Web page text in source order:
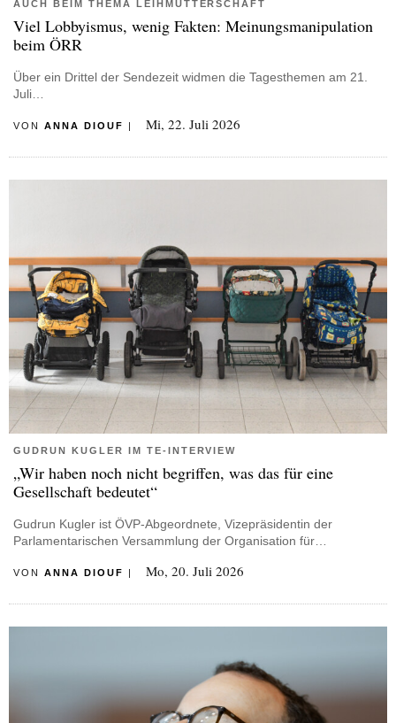
AUCH BEIM THEMA LEIHMUTTERSCHAFT
Viel Lobbyismus, wenig Fakten: Meinungsmanipulation
beim ÖRR
Über ein Drittel der Sendezeit widmen die Tagesthemen am 21.
Juli…
VON ANNA DIOUF Mi, 22. Juli 2026
GUDRUN KUGLER IM TE-INTERVIEW
„Wir haben noch nicht begriffen, was das für eine
Gesellschaft bedeutet“
Gudrun Kugler ist ÖVP-Abgeordnete, Vizepräsidentin der
Parlamentarischen Versammlung der Organisation für…
VON ANNA DIOUF Mo, 20. Juli 2026